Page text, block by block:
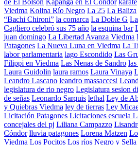
de El Bolsón Kapanga en El Cóndor karate
Viedma Kolina Río Negro La 25 La Baliza
“Bachi Chironi” la comarca La Doble G
Cagliero celebró sus 75 año la esquina bar
juan domingo La Libertad Avanza Viedma
Patagones La Nueva Luna en Viedma La
labor parlamentaria lago Escondido Las
Filippi en Viedma Las Nenas de Sandro
Laura Guidolin laura ramos Laura Vinaya
Leandro Lascano leandro massaccesi
legislatura de rio negro Legislatura sesion
de señas Leonardo Sarquis lethal Ley de
y Quiebras Viedma ley de tierras Ley
Licitación Patagones Licitaciones escuela
concejales del pj Liliana Campazzo
Cóndor lluvia patagones Lorena Matzen
Viedma Los Pocitos Los ríos Negro y Sella